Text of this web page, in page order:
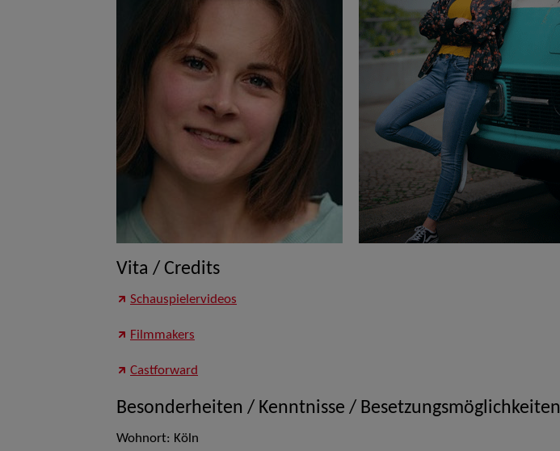
Vita / Credits
Schauspielervideos
Filmmakers
Castforward
Besonderheiten / Kenntnisse / Besetzungsmöglichkeiten
Wohnort: Köln